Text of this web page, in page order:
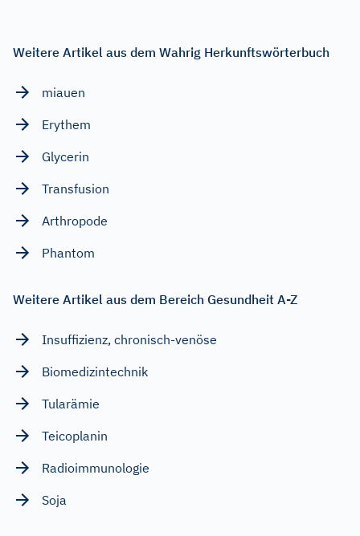
Weitere Artikel aus dem Wahrig Herkunftswörterbuch
miauen
Erythem
Glycerin
Transfusion
Arthropode
Phantom
Weitere Artikel aus dem Bereich Gesundheit A-Z
Insuffizienz, chronisch-venöse
Biomedizintechnik
Tularämie
Teicoplanin
Radioimmunologie
Soja